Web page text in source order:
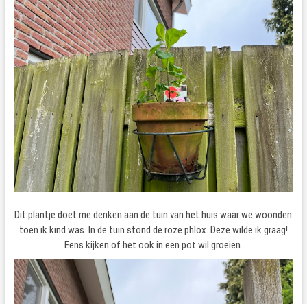
Dit plantje doet me denken aan de tuin van het huis waar we woonden
toen ik kind was. In de tuin stond de roze phlox. Deze wilde ik graag!
Eens kijken of het ook in een pot wil groeien.